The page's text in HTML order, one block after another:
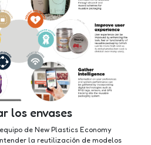
los envases
de New Plastics Economy
la reutilización de modelos